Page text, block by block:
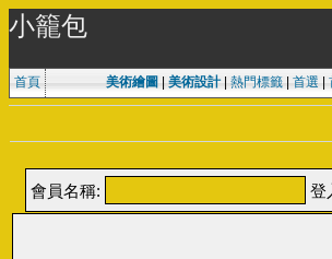
小籠包
首頁 美術繪圖 美術設計| 熱門標籤| 首選
會員名稱: 登